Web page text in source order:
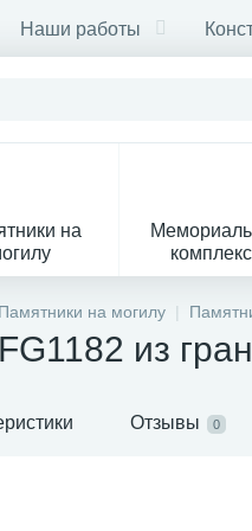
Наши работы
на
Памятники на могилу
из
Отзывы 0